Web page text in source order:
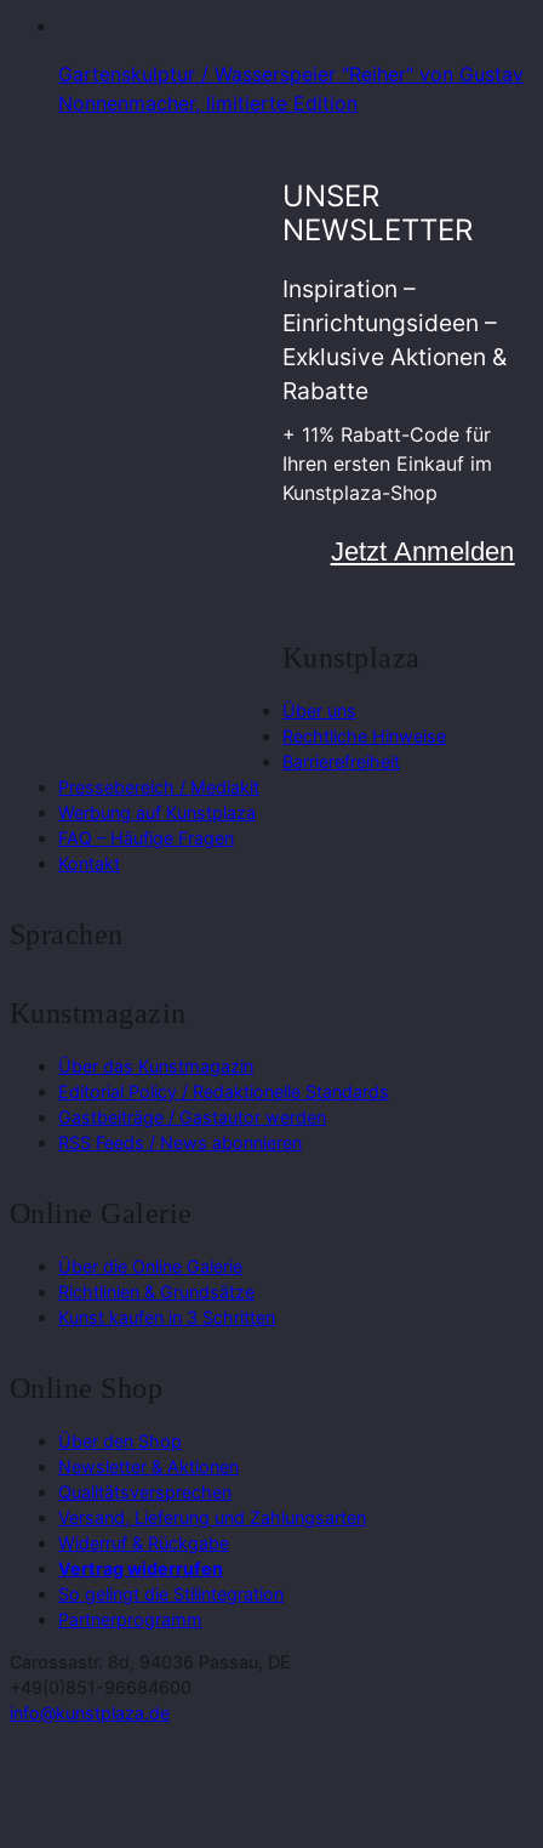
Gartenskulptur / Wasserspeier "Reiher" von Gustav
Nonnenmacher, limitierte Edition
UNSER
NEWSLETTER
Inspiration –
Einrichtungsideen –
Exklusive Aktionen &
Rabatte
+ 11% Rabatt-Code für
Ihren ersten Einkauf im
Kunstplaza-Shop
Jetzt Anmelden
Kunstplaza
Über uns
Rechtliche Hinweise
Barrierefreiheit
Pressebereich / Mediakit
Werbung auf Kunstplaza
FAQ – Häufige Fragen
Kontakt
Sprachen
Kunstmagazin
Über das Kunstmagazin
Editorial Policy / Redaktionelle Standards
Gastbeiträge / Gastautor werden
RSS Feeds / News abonnieren
Online Galerie
Über die Online Galerie
Richtlinien & Grundsätze
Kunst kaufen in 3 Schritten
Online Shop
Über den Shop
Newsletter & Aktionen
Qualitätsversprechen
Versand, Lieferung und Zahlungsarten
Widerruf & Rückgabe
Vertrag widerrufen
So gelingt die Stilintegration
Partnerprogramm
Carossastr. 8d, 94036 Passau, DE
+49(0)851-96684600
info@kunstplaza.de